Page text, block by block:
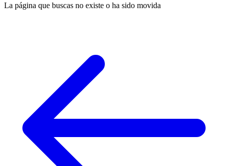
La página que buscas no existe o ha sido movida